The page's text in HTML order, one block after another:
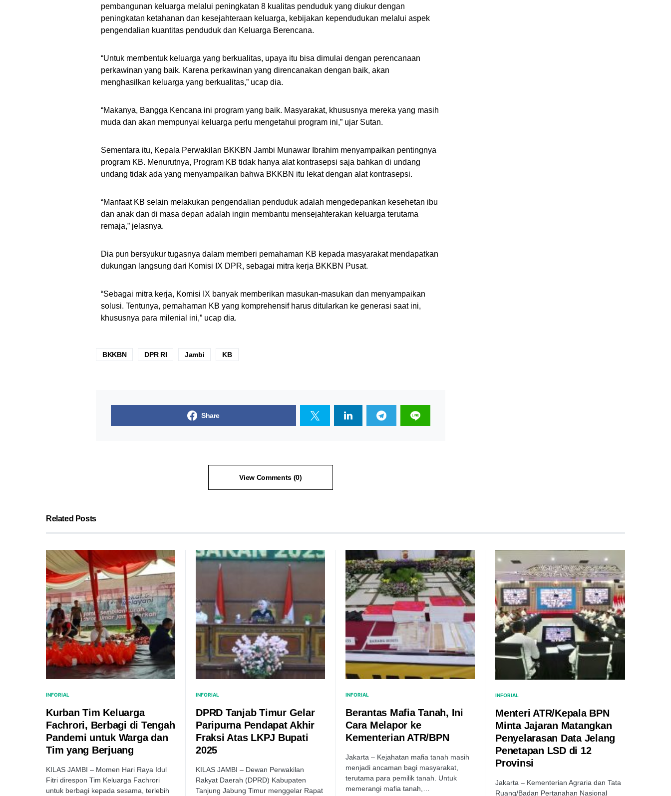
pembangunan keluarga melalui peningkatan 8 kualitas penduduk yang diukur dengan
peningkatan ketahanan dan kesejahteraan keluarga, kebijakan kependudukan melalui aspek
pengendalian kuantitas penduduk dan Keluarga Berencana.
“Untuk membentuk keluarga yang berkualitas, upaya itu bisa dimulai dengan perencanaan
perkawinan yang baik. Karena perkawinan yang direncanakan dengan baik, akan
menghasilkan keluarga yang berkualitas,” ucap dia.
“Makanya, Bangga Kencana ini program yang baik. Masyarakat, khususnya mereka yang masih
muda dan akan mempunyai keluarga perlu mengetahui program ini,” ujar Sutan.
Sementara itu, Kepala Perwakilan BKKBN Jambi Munawar Ibrahim menyampaikan pentingnya
program KB. Menurutnya, Program KB tidak hanya alat kontrasepsi saja bahkan di undang
undang tidak ada yang menyampaikan bahwa BKKBN itu lekat dengan alat kontrasepsi.
“Manfaat KB selain melakukan pengendalian penduduk adalah mengedepankan kesehetan ibu
dan anak dan di masa depan adalah ingin membantu mensejahterakan keluarga terutama
remaja,” jelasnya.
Dia pun bersyukur tugasnya dalam memberi pemahaman KB kepada masyarakat mendapatkan
dukungan langsung dari Komisi IX DPR, sebagai mitra kerja BKKBN Pusat.
“Sebagai mitra kerja, Komisi IX banyak memberikan masukan-masukan dan menyampaikan
solusi. Tentunya, pemahaman KB yang komprehensif harus ditularkan ke generasi saat ini,
khususnya para milenial ini,” ucap dia.
BKKBN DPR RI Jambi KB
Share
View Comments (0)
Related Posts
INFORIAL
Kurban Tim Keluarga
Fachrori, Berbagi di Tengah
Pandemi untuk Warga dan
Tim yang Berjuang
KILAS JAMBI – Momen Hari Raya Idul
Fitri direspon Tim Keluarga Fachrori
untuk berbagi kepada sesama, terlebih
INFORIAL
DPRD Tanjab Timur Gelar
Paripurna Pendapat Akhir
Fraksi Atas LKPJ Bupati
2025
KILAS JAMBI – Dewan Perwakilan
Rakyat Daerah (DPRD) Kabupaten
Tanjung Jabung Timur menggelar Rapat
INFORIAL
Berantas Mafia Tanah, Ini
Cara Melapor ke
Kementerian ATR/BPN
​Jakarta – Kejahatan mafia tanah masih
menjadi ancaman bagi masyarakat,
terutama para pemilik tanah. Untuk
memerangi mafia tanah,…
INFORIAL
Menteri ATR/Kepala BPN
Minta Jajaran Matangkan
Penyelarasan Data Jelang
Penetapan LSD di 12
Provinsi
Jakarta – Kementerian Agraria dan Tata
Ruang/Badan Pertanahan Nasional